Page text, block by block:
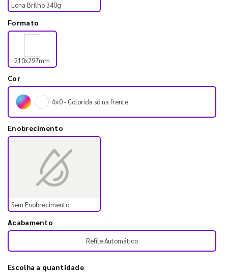
Lona Brilho 340g
Formato
210x297mm
Cor
4×0 - Colorida só na frente.
Enobrecimento
Sem Enobrecimento
Acabamento
Refile Automático
Escolha a quantidade